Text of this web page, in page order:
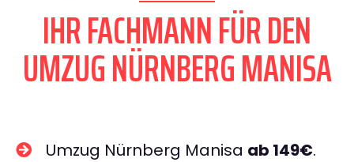
IHR FACHMANN FÜR DEN
UMZUG NÜRNBERG MANISA
Umzug Nürnberg Manisa ab 149€.